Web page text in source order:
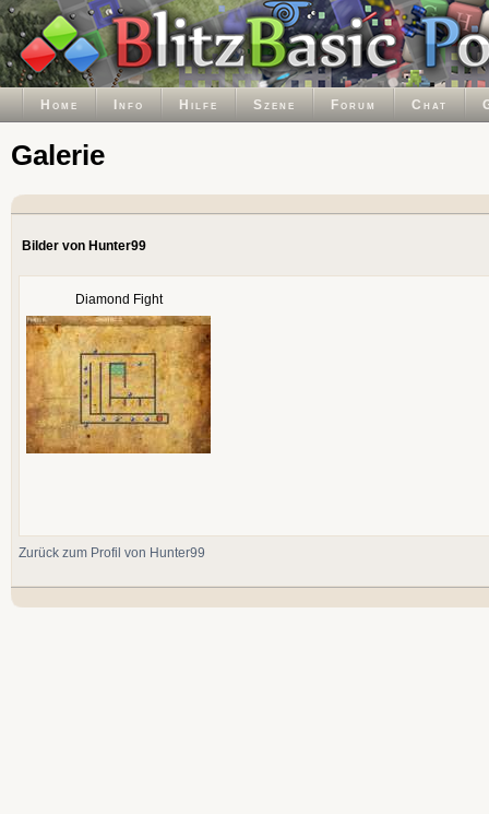
Home Info Hilfe Szene Forum Chat
Galerie
Bilder von Hunter99
Diamond Fight
Zurück zum Profil von Hunter99